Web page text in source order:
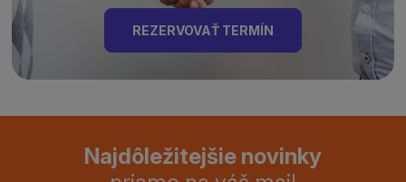
REZERVOVAŤ TERMÍN
Najdôležitejšie novinky